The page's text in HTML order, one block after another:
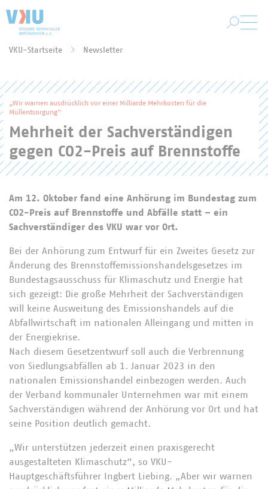
VKU-Startseite Newsletter
„Wir warnen ausdrücklich vor einer Milliarde Mehrkosten für die
Müllentsorgung“
Mehrheit der Sachverständigen
gegen CO2-Preis auf Brennstoffe
Am 12. Oktober fand eine Anhörung im Bundestag zum
CO2-Preis auf Brennstoffe und Abfälle statt – ein
Sachverständiger des VKU war vor Ort.
Bei der Anhörung zum Entwurf für ein Zweites Gesetz zur
Änderung des Brennstoffemissionshandelsgesetzes im
Bundestagsausschuss für Klimaschutz und Energie hat
sich gezeigt: Die große Mehrheit der Sachverständigen
will keine Ausweitung des Emissionshandels auf die
Abfallwirtschaft im nationalen Alleingang und mitten in
der Energiekrise.
Nach diesem Gesetzentwurf soll auch die Verbrennung
von Siedlungsabfällen ab 1. Januar 2023 in den
nationalen Emissionshandel einbezogen werden. Auch
der Verband kommunaler Unternehmen war mit einem
Sachverständigen während der Anhörung vor Ort und hat
seine Position deutlich gemacht.
„Wir unterstützen jederzeit einen praxisgerecht
ausgestalteten Klimaschutz“, so VKU-
Hauptgeschäftsführer Ingbert Liebing. „Aber wir warnen